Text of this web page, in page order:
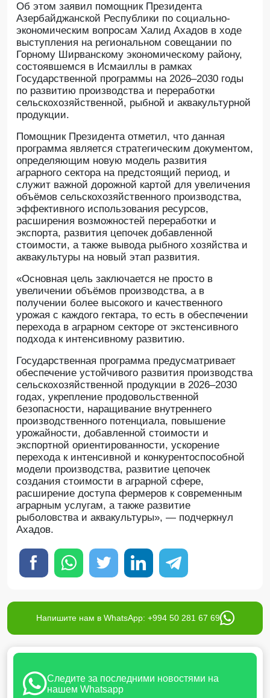
Oб этом заявил помощник Президента
Азербайджанской Республики по социально-
экономическим вопросам Халид Ахадов в ходе
выступления на региональном совещании по
Горному Ширванскому экономическому району,
состоявшемся в Исмаиллы в рамках
Государственной программы на 2026–2030 годы
по развитию производства и переработки
сельскохозяйственной, рыбной и аквакультурной
продукции.
Помощник Президента отметил, что данная
программа является стратегическим документом,
определяющим новую модель развития
аграрного сектора на предстоящий период, и
служит важной дорожной картой для увеличения
объёмов сельскохозяйственного производства,
эффективного использования ресурсов,
расширения возможностей переработки и
экспорта, развития цепочек добавленной
стоимости, а также вывода рыбного хозяйства и
аквакультуры на новый этап развития.
«Основная цель заключается не просто в
увеличении объёмов производства, а в
получении более высокого и качественного
урожая с каждого гектара, то есть в обеспечении
перехода в аграрном секторе от экстенсивного
подхода к интенсивному развитию.
Государственная программа предусматривает
обеспечение устойчивого развития производства
сельскохозяйственной продукции в 2026–2030
годах, укрепление продовольственной
безопасности, наращивание внутреннего
производственного потенциала, повышение
урожайности, добавленной стоимости и
экспортной ориентированности, ускорение
перехода к интенсивной и конкурентоспособной
модели производства, развитие цепочек
создания стоимости в аграрной сфере,
расширение доступа фермеров к современным
аграрным услугам, а также развитие
рыболовства и аквакультуры», — подчеркнул
Ахадов.
Напишите нам в WhatsApp: +994 50 281 67 69
Следите за последними новостями на
нашем Whatsapp